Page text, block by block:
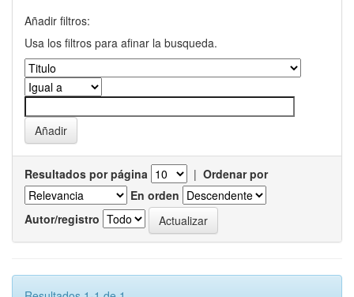
Añadir filtros:
Usa los filtros para afinar la busqueda.
Resultados por página | Ordenar por
En orden
Autor/registro